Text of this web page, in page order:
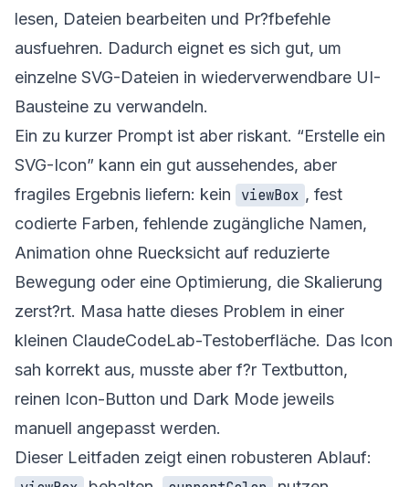
lesen, Dateien bearbeiten und Pr?fbefehle
ausfuehren. Dadurch eignet es sich gut, um
einzelne SVG-Dateien in wiederverwendbare UI-
Bausteine zu verwandeln.
Ein zu kurzer Prompt ist aber riskant. “Erstelle ein
SVG-Icon” kann ein gut aussehendes, aber
fragiles Ergebnis liefern: kein
viewBox , fest
codierte Farben, fehlende zugängliche Namen,
Animation ohne Ruecksicht auf reduzierte
Bewegung oder eine Optimierung, die Skalierung
zerst?rt. Masa hatte dieses Problem in einer
kleinen ClaudeCodeLab-Testoberfläche. Das Icon
sah korrekt aus, musste aber f?r Textbutton,
reinen Icon-Button und Dark Mode jeweils
manuell angepasst werden.
Dieser Leitfaden zeigt einen robusteren Ablauf: